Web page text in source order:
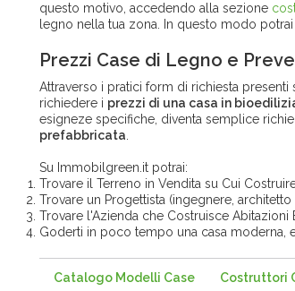
questo motivo, accedendo alla sezione
legno nella tua zona. In questo modo
Prezzi Case di Legno e
Attraverso i pratici form di richiesta presenti
richiedere i prezzi di una casa in
esigneze specifiche, diventa semplice
prefabbricata
Su Immobilgreen.it potrai:
Trovare il Terreno in Vendita su Cui
Trovare un Progettista (ingegnere,
Trovare l'Azienda che Costruisce Abitazioni
Goderti in poco tempo una casa moderna,
Catalogo Modelli Case Costruttori